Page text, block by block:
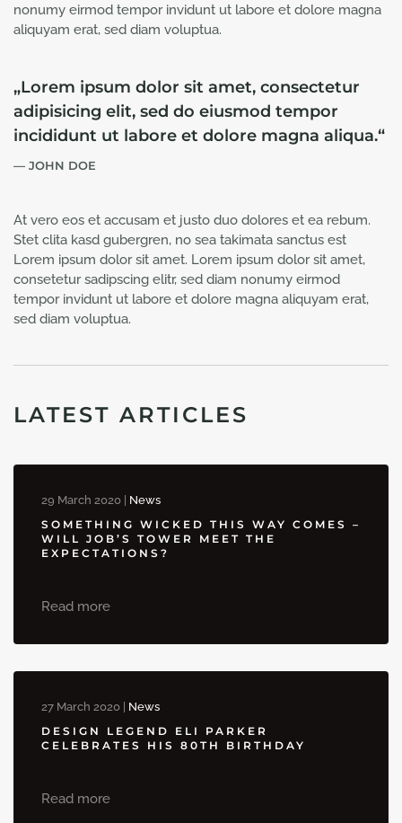
nonumy eirmod tempor invidunt ut labore et dolore magna
aliquyam erat, sed diam voluptua.
„Lorem ipsum dolor sit amet, consectetur
adipisicing elit, sed do eiusmod tempor
incididunt ut labore et dolore magna aliqua.“
JOHN DOE
At vero eos et accusam et justo duo dolores et ea rebum.
Stet clita kasd gubergren, no sea takimata sanctus est
Lorem ipsum dolor sit amet. Lorem ipsum dolor sit amet,
consetetur sadipscing elitr, sed diam nonumy eirmod
tempor invidunt ut labore et dolore magna aliquyam erat,
sed diam voluptua.
LATEST ARTICLES
29 March 2020
News
SOMETHING WICKED THIS WAY COMES –
WILL JOB’S TOWER MEET THE
EXPECTATIONS?
Read more
27 March 2020
News
DESIGN LEGEND ELI PARKER
CELEBRATES HIS 80TH BIRTHDAY
Read more